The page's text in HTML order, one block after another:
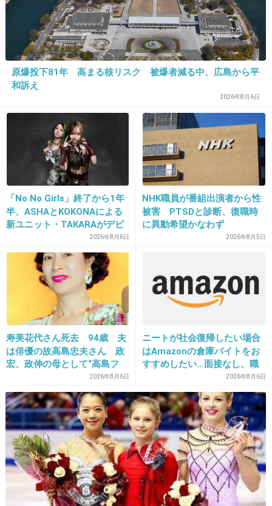
でも、終了後2時間かけてセールストーク。
何とか振り切って逃げてきたけれど。
お直しメイクの時、こてこてに汚いパフを使わ
れて、内心、
と思っていたけれど、そこまで拒否することも
できず。
しばらくして雑菌からか肌が炎症を起こした。
+23
24. 匿名2015/07/23(木) 15:47:40
無料モニターを募集するエステの会社で働いて
いました。
モニターさんは、いわゆるカモというか、契約
するまで帰さないという、悪質な会社でした。
もちろん、私はすぐ辞めましたが…
もちろん、全部が悪質なところばかりではない
と思いますが、危険だと思います。
+37 -1
25. 匿名2015/07/23(木) 15:47:55
行ったことあります。
原爆投下81年 高まる核リスク 被爆者減る中、広島から平
和訴え
2026年8月6日
「No No Girls」終了から1年
半、ASHAとKOKONAによる
新ユニット・TAKARAがデビ
2026年8月6日
NHK職員が番組出演者から性
被害 PTSDと診断、復職時
に異動希望かなわず
2026年8月5日
寿美花代さん死去 94歳 夫
は俳優の故高島忠夫さん 政
宏、政伸の母として“高島フ
2026年8月6日
ニートが社会復帰したい場合
はAmazonの倉庫バイトをお
すすめしたい…面接なし、職
場は綺麗、ドリンクバー無料
→賛否両論、場所によって全
然違う「コンビニバイトの方
がマシ」との声も
2026年8月6日